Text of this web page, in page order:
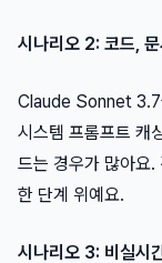
시나리오 2: 코드,
Claude Sonnet 3.7
시스템 프롬프트 캐
드는 경우가 많아요
한 단계 위예요.
시나리오 3: 비실시